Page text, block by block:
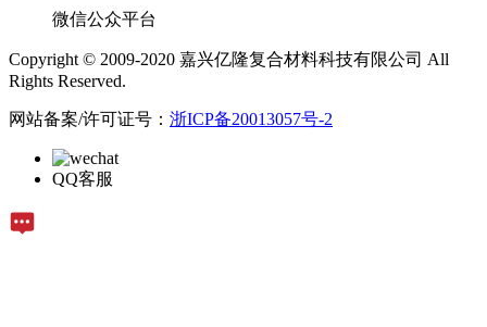
微信公众平台
Copyright © 2009-2020 嘉兴亿隆复合材料科技有限公司 All
Rights Reserved.
网站备案/许可证号： 浙ICP备20013057号-2
QQ客服